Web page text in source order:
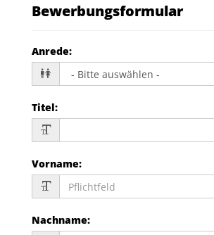
Bewerbungsformular
Anrede:
Titel:
Vorname:
Nachname: